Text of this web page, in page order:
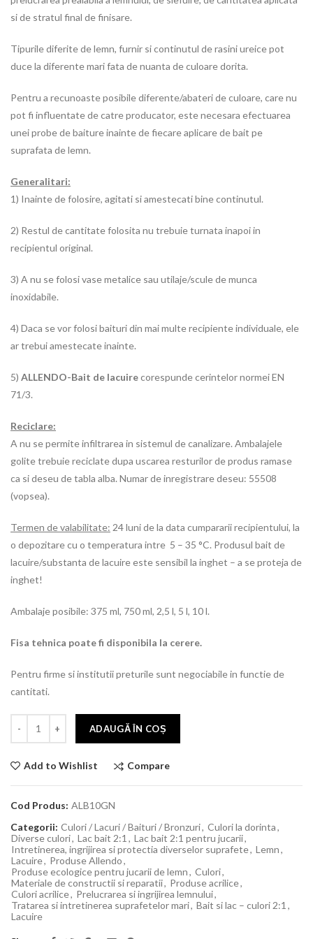
si de stratul final de finisare.
Tipurile diferite de lemn, furnir si continutul de rasini ureice pot
duce la diferente mari fata de nuanta de culoare dorita.
Pentru a recunoaste posibile diferente/abateri de culoare, care nu
pot fi influentate de catre producator, este necesara efectuarea
unei probe de baiture inainte de fiecare aplicare de bait pe
suprafata de lemn.
Generalitari:
1) Inainte de folosire, agitati si amestecati bine continutul.
2) Restul de cantitate folosita nu trebuie turnata inapoi in
recipientul original.
3) A nu se folosi vase metalice sau utilaje/scule de munca
inoxidabile.
4) Daca se vor folosi baituri din mai multe recipiente individuale, ele
ar trebui amestecate inainte.
5) ALLENDO-Bait de lacuirecorespunde cerintelor normei EN
71/3.
Reciclare:
A nu se permite infiltrarea in sistemul de canalizare. Ambalajele
golite trebuie reciclate dupa uscarea resturilor de produs ramase
ca si deseu de tabla alba. Numar de inregistrare deseu: 55508
(vopsea).
Termen de valabilitate: 24 luni de la data cumpararii recipientului, la
o depozitare cu o temperatura intre 5 – 35 °C. Produsul bait de
lacuire/substanta de lacuire este sensibil la inghet – a se proteja de
inghet!
Ambalaje posibile: 375 ml, 750 ml, 2,5 l, 5 l, 10 l.
Fisa tehnica poate fi disponibila la cerere.
Pentru firme si institutii preturile sunt negociabile in functie de
cantitati.
ADAUGĂ ÎN COȘ
Add to Wishlist Compare
Cod Produs: ALB10GN
Categorii: Culori / Lacuri / Baituri / Bronzuri, Culori la dorinta,
Diverse culori, Lac bait 2:1 , Lac bait 2:1 pentru jucarii,
Intretinerea, ingrijirea si protectia diverselor suprafete, Lemn,
Lacuire, Produse Allendo,
Produse ecologice pentru jucarii de lemn, Culori,
Materiale de constructii si reparatii, Produse acrilice,
Culori acrilice, Prelucrarea si ingrijirea lemnului,
Tratarea si intretinerea suprafetelor mari, Bait si lac – culori 2:1 ,
Lacuire